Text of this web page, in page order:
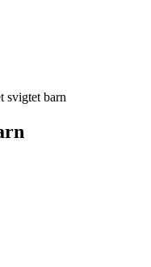
svigtet barn